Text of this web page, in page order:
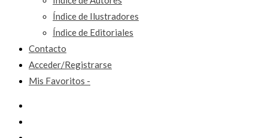
Índice de Ilustradores
Índice de Editoriales
Contacto
Acceder/Registrarse
Mis Favoritos -